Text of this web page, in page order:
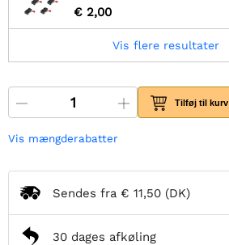
€ 2,00
Vis flere resultater
Tilføj til kurv
Vis mængderabatter
Sendes fra € 11,50 (DK)
30 dages afkøling